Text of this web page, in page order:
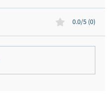
0.0/5 (0)